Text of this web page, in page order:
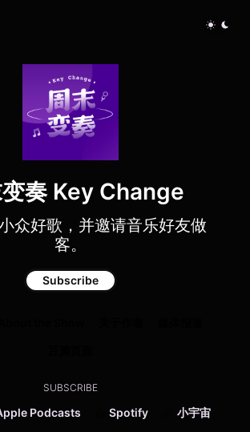
奏 Key Change
众好歌，并邀请音乐好友做
客。
Subscribe
SUBSCRIBE
Podcasts Spotify 小宇宙